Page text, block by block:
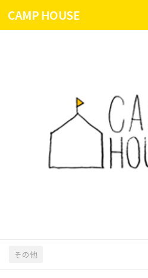
コンテンツへスキップ
CAMP HOUSE
その他